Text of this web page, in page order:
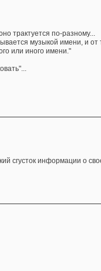
трактуется по-разному...
музыкой имени, и от
или иного имени."
сгусток информации о